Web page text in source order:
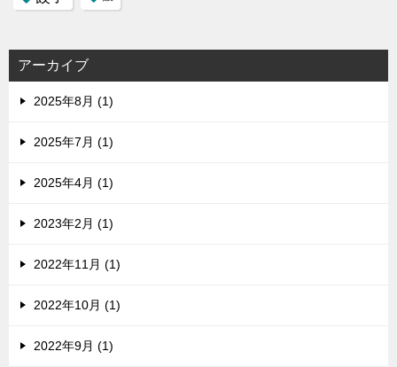
アーカイブ
2025年8月 (1)
2025年7月 (1)
2025年4月 (1)
2023年2月 (1)
2022年11月 (1)
2022年10月 (1)
2022年9月 (1)